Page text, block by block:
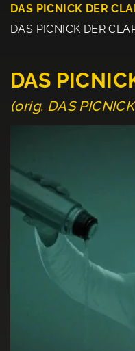
DAS PICNICK DER
DAS PICNICK DER
DAS
(orig. DAS